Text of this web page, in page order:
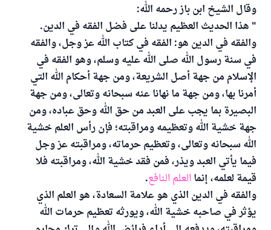
وقال الشيخ ابن باز رحمه الله:
" هذا الحديث العظيم يدلنا على فضل الفقه في الدين.
والفقه في الدين هو: الفقه في كتاب الله عز وجل، والفقه
في سنة رسول الله صلى الله عليه وسلم، وهو الفقه في
الإسلام من جهة أصل الشريعة، ومن جهة أحكام الله التي
أمرنا بها، ومن جهة ما نهانا عنه سبحانه وتعالى، ومن جهة
البصيرة بما يجب على العبد من حق الله وحق عباده، ومن
جهة خشية الله وتعظيمه ومراقبته؛ فإن رأس العلم خشية
الله سبحانه وتعالى، وتعظيم حرماته، ومراقبته عز وجل
فيما يأتي العبد ويذر، فمن فقد خشية الله، ومراقبته فلا
قيمة لعلمه، إنماالعلم النافع.
والفقه في الدين الذي هو علامة السعادة، هو العلم الذي
يؤثر في صاحبه خشية الله، ويورثه تعظيم حرمات الله